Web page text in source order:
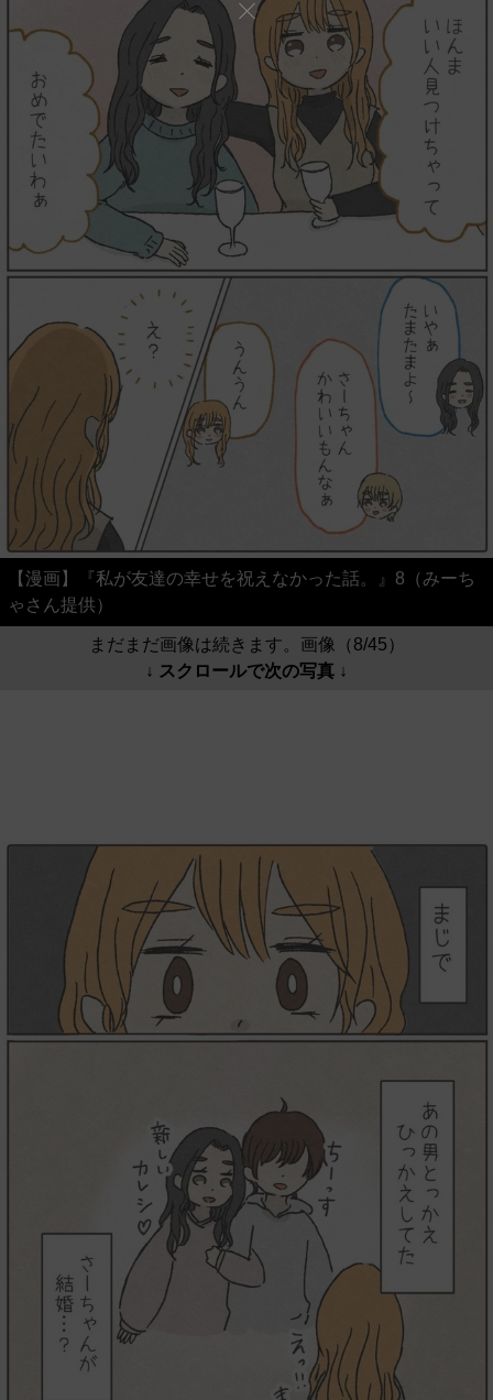
【漫画】『私が友達の幸せを祝えなかった話。』8（みーち
ゃさん提供）
まだまだ画像は続きます。画像（8/45）
↓ スクロールで次の写真 ↓